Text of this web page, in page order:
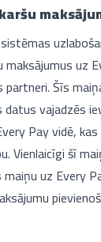
uz
partneri. Šīs
vajadzēs
Pay vidē,
Vienlaicīgi šī
uz Every